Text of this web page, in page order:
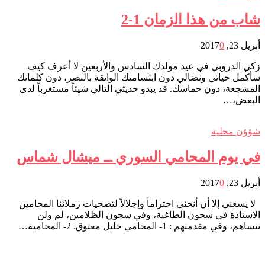
شاب من هذا الزمان 1-2
أبريل 23, 2017 0
زكي الدروبي في عيد مولدك السادس والأربعين لا أعرف كيف
سأكمل حياتي ونضالي دون ابتسامتك الواثقة بالنصر، دون كلماتك
المشجعة، دون حماسك. قد يبدو حديثي التالي شيئاً مستغرباً لدى
البعض،…
شؤؤن محلية
في يوم المحامي السوري ــ ميشال شماس
أبريل 23, 2017 0
لا يسعني إلا أن أنحني احتراماً وإجلالاً لتضحيات زملائنا المحامين
الاستاذة في سجون الطاغية، وفي سجون الظلامين، لم ولن
ننساهم، وفي مقدمتهم : 1- المحامي خليل معتوق. 2- المحامية…